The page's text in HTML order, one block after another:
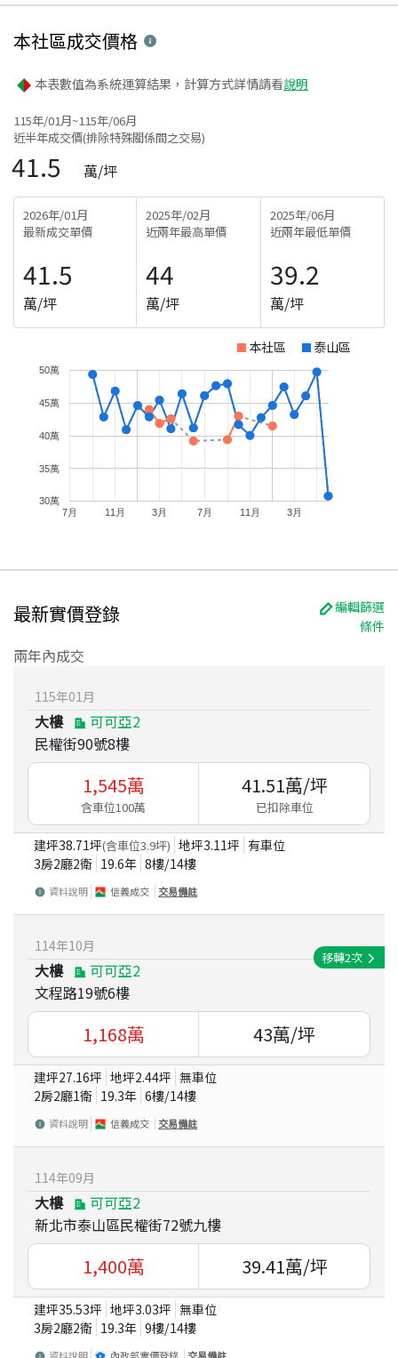
本社區成交價格
本表數值為系統運算結果，計算方式詳情請看說明
115年/01月~115年/06月
近半年成交價(排除特殊關係間之交易)
41.5 萬/坪
2026年/01月
最新成交單價
41.5
萬/坪
2025年/02月
近兩年最高單價
44
萬/坪
2025年/06月
近兩年最低單價
39.2
萬/坪
本社區 泰山區
7月 11月 3月 7月 11月 3月
30萬
35萬
40萬
45萬
50萬
最新實價登錄
編輯篩選
條件
兩年內成交
115年01 月
大樓
可可亞2
民權街90號8樓
1,545萬
含車位100萬
41.51萬/坪
已扣除車位
建坪38.71坪(含車位3.9坪) 地坪3.11坪 有車位
3房2廳2衛 19.6年 8樓/14樓
資料說明 信義成交 交易備註
114年10月
大樓
可可亞2
文程路19號6樓
移轉2次
1,168萬 43萬/坪
建坪27.16坪 地坪2.44坪 無車位
2房2廳1衛 19.3年 6樓/14樓
資料說明 信義成交 交易備註
114年09月
大樓
可可亞2
新北市泰山區民權街72號九樓
1,400萬 39.41萬/坪
建坪35.53坪 地坪3.03坪 無車位
3房2廳2衛 19.3年 9樓/14樓